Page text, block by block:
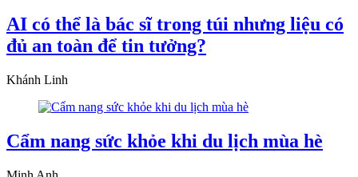
AI có thể là bác sĩ trong túi nhưng liệu có
đủ an toàn để tin tưởng?
Khánh Linh
Cẩm nang sức khỏe khi du lịch mùa hè